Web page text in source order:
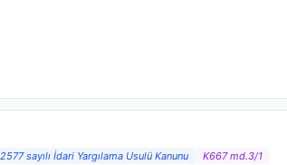
2577 sayılı İdari Yargılama Usulü Kanunu
K667 md.3/1